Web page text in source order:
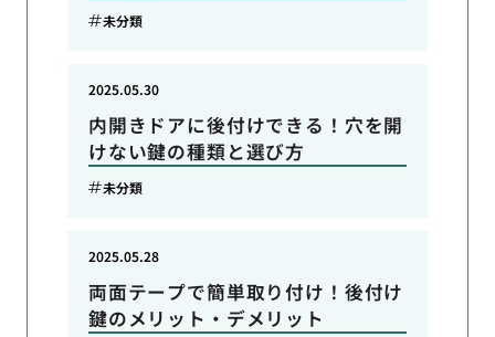
未分類
内開きドアに後付けできる！穴を開
けない鍵の種類と選び方
2025.05.30
未分類
両面テープで簡単取り付け！後付け
鍵のメリット・デメリット
2025.05.28